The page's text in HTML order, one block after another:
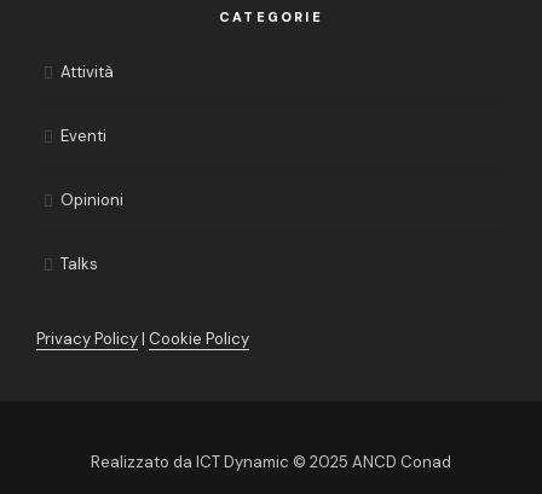
CATEGORIE
Attività
Eventi
Opinioni
Talks
Privacy Policy| Cookie Policy
Realizzato da ICT Dynamic © 2025 ANCD Conad